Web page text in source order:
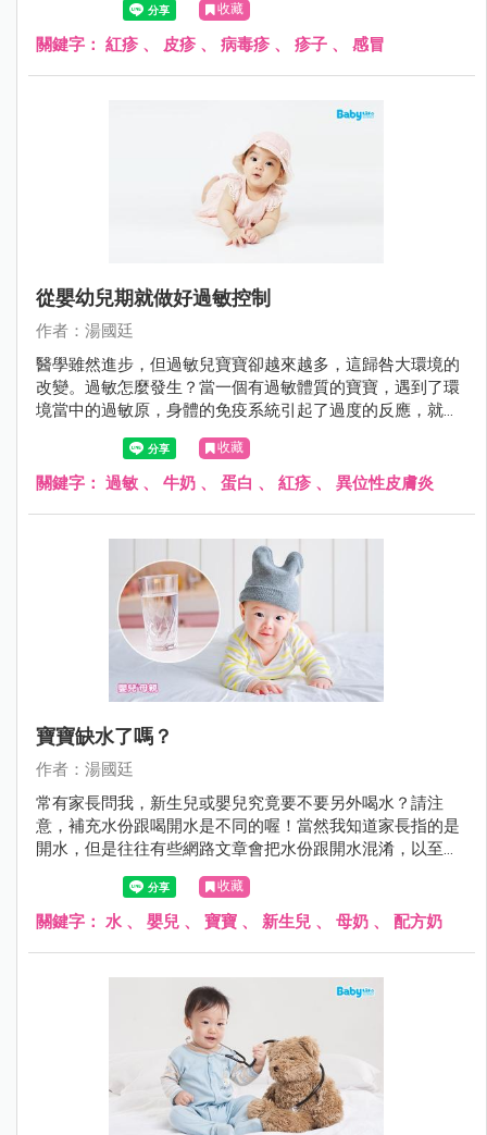
收藏
關鍵字： 紅疹 、 皮疹 、 病毒疹 、 疹子 、 感冒
從嬰幼兒期就做好過敏控制
作者：湯國廷
醫學雖然進步，但過敏兒寶寶卻越來越多，這歸咎大環境的
改變。過敏怎麼發生？當一個有過敏體質的寶寶，遇到了環
境當中的過敏原，身體的免疫系統引起了過度的反應，就產
生了過敏症狀。
收藏
關鍵字： 過敏 、 牛奶 、 蛋白 、 紅疹 、 異位性皮膚炎
寶寶缺水了嗎？
作者：湯國廷
常有家長問我，新生兒或嬰兒究竟要不要另外喝水？請注
意，補充水份跟喝開水是不同的喔！當然我知道家長指的是
開水，但是往往有些網路文章會把水份跟開水混淆，以至於
家長霧裡看花，不知究竟是哪一篇文章說的是對的。
收藏
關鍵字： 水 、 嬰兒 、 寶寶 、 新生兒 、 母奶 、 配方奶